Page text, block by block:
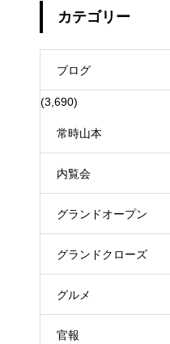
カテゴリー
ブログ
(3,690)
常時山本
内覧会
グランドオープン
グランドクローズ
グルメ
官報